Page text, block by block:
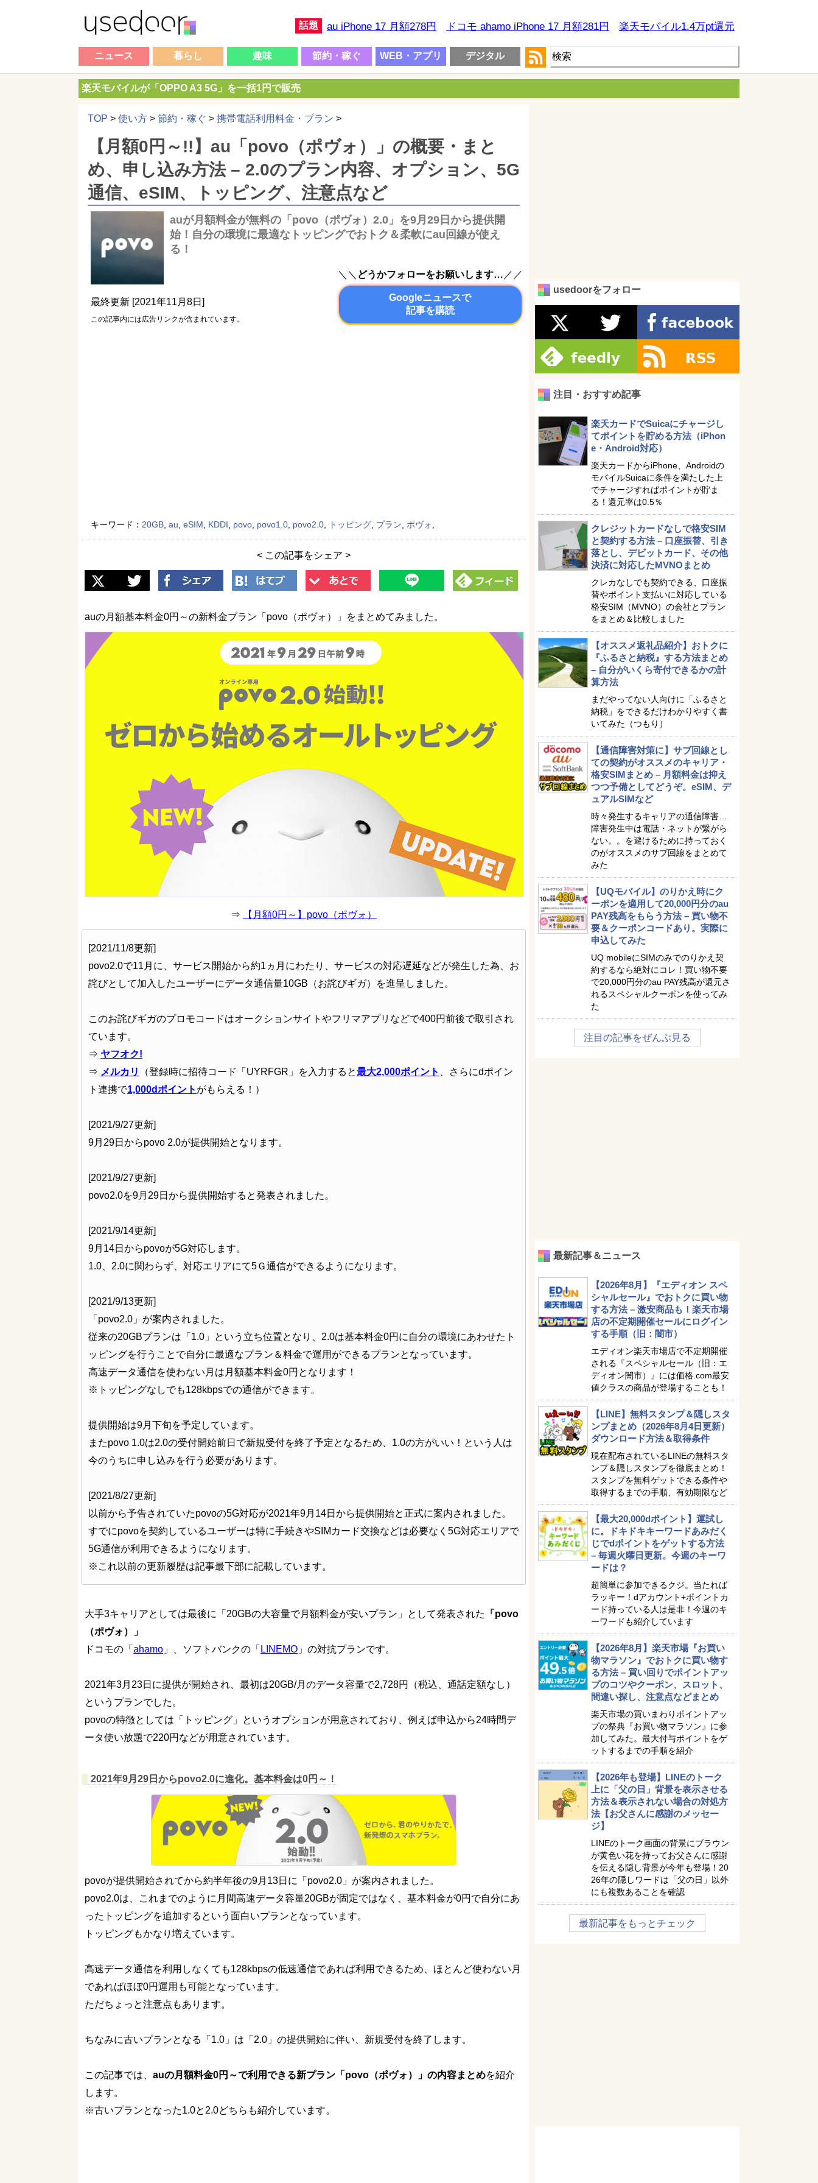
話題 au iPhone 17 月額278円 ドコモ ahamo iPhone 17 月額281円 楽天モバイル1.4万pt還元
ニュース 暮らし 趣味 節約・稼ぐ WEB・アプリ デジタル
楽天モバイルが「OPPO A3 5G」を一括1円で販売
TOP > 使い方 > 節約・稼ぐ > 携帯電話利用料金・プラン >
【月額0円～!!】au「povo（ポヴォ）」の概要・まと
め、申し込み方法 – 2.0のプラン内容、オプション、5G
通信、eSIM、トッピング、注意点など
auが月額料金が無料の「povo（ポヴォ）2.0」を9月29日から提供開
始！自分の環境に最適なトッピングでおトク＆柔軟にau回線が使え
る！
最終更新 [2021年11月8日]
この記事内には広告リンクが含まれています。
＼＼ どうかフォローをお願いします… ／／
Googleニュースで
記事を購読
キーワード： 20GB au eSIM KDDI povo povo1.0 povo2.0 トッピング プラン ポヴォ
< この記事をシェア >
auの月額基本料金0円～の新料金プラン「povo（ポヴォ）」をまとめてみました。
⇒ 【月額0円～】povo（ポヴォ）
[2021/11/8更新]
povo2.0で11月に、サービス開始から約1ヵ月にわたり、サービスの対応遅延などが発生した為、お
詫びとして加入したユーザーにデータ通信量10GB（お詫びギガ）を進呈しました。
このお詫びギガのプロモコードはオークションサイトやフリマアプリなどで400円前後で取引され
ています。
⇒ ヤフオク!
⇒ メルカリ （登録時に招待コード「UYRFGR」を入力すると最大2,000ポイント
、さらにdポイン
ト連携で1,000dポイント がもらえる！）
[2021/9/27更新]
9月29日からpovo 2.0が提供開始となります。
[2021/9/27更新]
povo2.0を9月29日から提供開始すると発表されました。
[2021/9/14更新]
9月14日からpovoが5G対応します。
1.0、2.0に関わらず、対応エリアにて5Ｇ通信ができるようになります。
[2021/9/13更新]
「povo2.0」が案内されました。
従来の20GBプランは「1.0」という立ち位置となり、2.0は基本料金0円に自分の環境にあわせたト
ッピングを行うことで自分に最適なプラン＆料金で運用ができるプランとなっています。
高速データ通信を使わない月は月額基本料金0円となります！
※トッピングなしでも128kbpsでの通信ができます。
提供開始は9月下旬を予定しています。
またpovo 1.0は2.0の受付開始前日で新規受付を終了予定となるため、1.0の方がいい！という人は
今のうちに申し込みを行う必要があります。
[2021/8/27更新]
以前から予告されていたpovoの5G対応が2021年9月14日から提供開始と正式に案内されました。
すでにpovoを契約しているユーザーは特に手続きやSIMカード交換などは必要なく5G対応エリアで
5G通信が利用できるようになります。
※これ以前の更新履歴は記事最下部に記載しています。
大手3キャリアとしては最後に「20GBの大容量で月額料金が安いプラン」として発表された
「povo
（ポヴォ）」
ドコモの「 ahamo 」、ソフトバンクの「 LINEMO 」の対抗プランです。
2021年3月23日に提供が開始され、最初は20GB/月のデータ容量で2,728円（税込、通話定額なし）
というプランでした。
povoの特徴としては「トッピング」というオプションが用意されており、例えば申込から24時間デ
ータ使い放題で220円などが用意されています。
2021年9月29日からpovo2.0に進化。基本料金は0円～！
povoが提供開始されてから約半年後の9月13日に「povo2.0」が案内されました。
povo2.0は、これまでのように月間高速データ容量20GBが固定ではなく、基本料金が0円で自分にあ
ったトッピングを追加するという面白いプランとなっています。
トッピングもかなり増えています。
高速データ通信を利用しなくても128kbpsの低速通信であれば利用できるため、ほとんど使わない月
であればほぼ0円運用も可能となっています。
ただちょっと注意点もあります。
ちなみに古いプランとなる「1.0」は「2.0」の提供開始に伴い、新規受付を終了します。
この記事では、 auの月額料金0円～で利用できる新プラン「povo（ポヴォ）」の内容まとめを紹介
します。
※古いプランとなった1.0と2.0どちらも紹介しています。
usedoorをフォロー
注目・おすすめ記事
楽天カードでSuicaにチャージし
てポイントを貯める方法（iPhon
e・Android対応）
楽天カードからiPhone、Androidの
モバイルSuicaに条件を満たした上
でチャージすればポイントが貯ま
る！還元率は0.5％
クレジットカードなしで格安SIM
と契約する方法 – 口座振替、引き
落とし、デビットカード、その他
決済に対応したMVNOまとめ
クレカなしでも契約できる、口座振
替やポイント支払いに対応している
格安SIM（MVNO）の会社とプラン
をまとめ＆比較しました
【オススメ返礼品紹介】おトクに
『ふるさと納税』する方法まとめ
– 自分がいくら寄付できるかの計
算方法
まだやってない人向けに「ふるさと
納税」をできるだけわかりやすく書
いてみた（つもり）
【通信障害対策に】サブ回線とし
ての契約がオススメのキャリア・
格安SIMまとめ – 月額料金は抑え
つつ予備としてどうぞ。eSIM、デ
ュアルSIMなど
時々発生するキャリアの通信障害…
障害発生中は電話・ネットが繋がら
ない。。を避けるために持っておく
のがオススメのサブ回線をまとめて
みた
【UQモバイル】のりかえ時にク
ーポンを適用して20,000円分のau
PAY残高をもらう方法 – 買い物不
要＆クーポンコードあり。実際に
申込してみた
UQ mobileにSIMのみでのりかえ契
約するなら絶対にコレ！買い物不要
で20,000円分のau PAY残高が還元さ
れるスペシャルクーポンを使ってみ
た
注目の記事をぜんぶ見る
最新記事＆ニュース
【2026年8月】『エディオン スペ
シャルセール』でおトクに買い物
する方法 – 激安商品も！楽天市場
店の不定期開催セールにログイン
する手順（旧：闇市）
エディオン楽天市場店で不定期開催
される『スペシャルセール（旧：エ
ディオン闇市）』には価格.com最安
値クラスの商品が登場することも！
【LINE】無料スタンプ＆隠しスタ
ンプまとめ（2026年8月4日更新）
ダウンロード方法＆取得条件
現在配布されているLINEの無料スタ
ンプ＆隠しスタンプを徹底まとめ！
スタンプを無料ゲットできる条件や
取得するまでの手順、有効期限など
【最大20,000dポイント】運試し
に。ドキドキキーワードあみだく
じでdポイントをゲットする方法
– 毎週火曜日更新。今週のキーワ
ードは？
超簡単に参加できるクジ。当たれば
ラッキー！dアカウント+ポイントカ
ード持っている人は是非！今週のキ
ーワードも紹介しています
【2026年8月】楽天市場『お買い
物マラソン』でおトクに買い物す
る方法 – 買い回りでポイントアッ
プのコツやクーポン、スロット、
間違い探し、注意点などまとめ
楽天市場の買いまわりポイントアッ
プの祭典『お買い物マラソン』に参
加してみた。最大付与ポイントをゲ
ットするまでの手順を紹介
【2026年も登場】LINEのトーク
上に「父の日」背景を表示させる
方法＆表示されない場合の対処方
法【お父さんに感謝のメッセー
ジ】
LINEのトーク画面の背景にブラウン
が黄色い花を持ってお父さんに感謝
を伝える隠し背景が今年も登場！20
26年の隠しワードは「父の日」以外
にも複数あることを確認
最新記事をもっとチェック